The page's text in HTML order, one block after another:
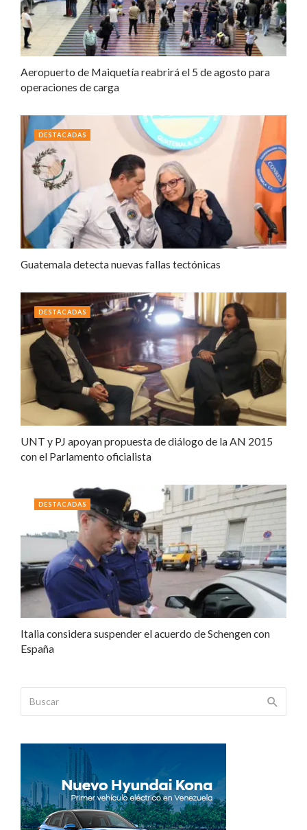
Aeropuerto de Maiquetía reabrirá el 5 de agosto para
operaciones de carga
Guatemala detecta nuevas fallas tectónicas
DESTACADAS
UNT y PJ apoyan propuesta de diálogo de la AN 2015
con el Parlamento oficialista
DESTACADAS
Italia considera suspender el acuerdo de Schengen con
España
DESTACADAS